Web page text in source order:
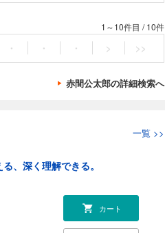
や「理由」
ても、ずっ
1～10件目 /10件
・ ・ ・ > >>
赤間公太郎の詳細検索へ
一覧 >>
、深く理解できる。
カート